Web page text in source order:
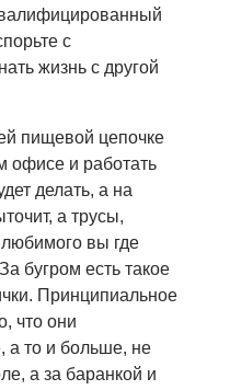
с
жизнь с другой
пищевой цепочке
офисе и работать
делать, а на
а трусы,
вы где
бугром есть такое
Принципиальное
что они
а то и больше, не
а за баранкой и